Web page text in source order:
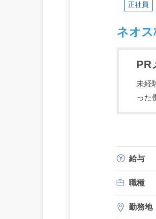
正社員
ネオ
PR
未経
った
給与
職種
勤務地